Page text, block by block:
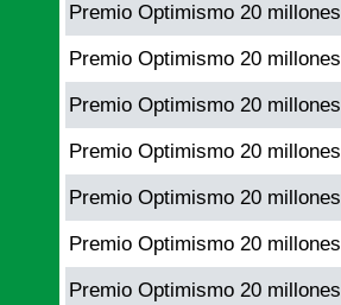
Premio Optimismo 20 millones
Premio Optimismo 20 millones
Premio Optimismo 20 millones
Premio Optimismo 20 millones
Premio Optimismo 20 millones
Premio Optimismo 20 millones
Premio Optimismo 20 millones